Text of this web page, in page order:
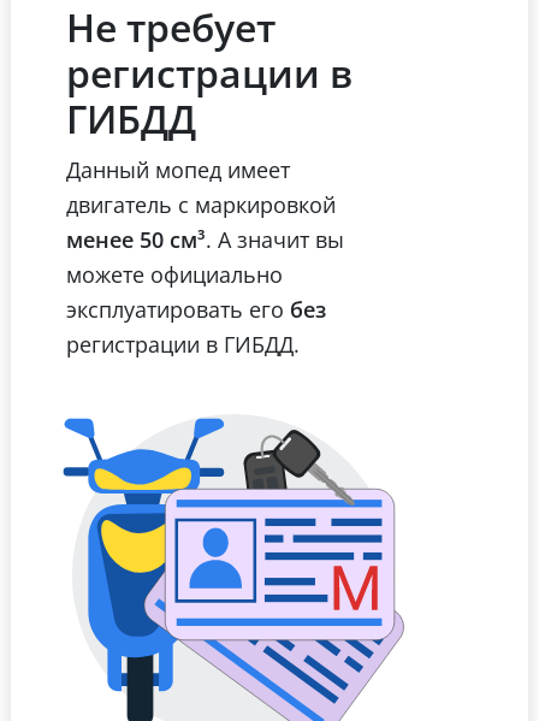
Не требует
регистрации в
ГИБДД
Данный мопед имеет
двигатель с маркировкой
менее 50 см³. А значит вы
можете официально
эксплуатировать его без
регистрации в ГИБДД.